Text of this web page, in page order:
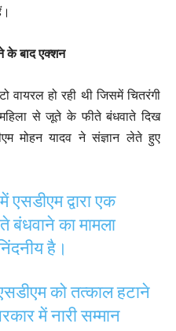
के बाद एक्‍शन
वायरल हो रही थी जिसमें चितरंगी
से जूते के फीते बंधवाते दिख
मोहन यादव ने संज्ञान लेते हुए
एसडीएम द्वारा एक
का मामला
है।
को तत्काल हटाने
में नारी सम्मान